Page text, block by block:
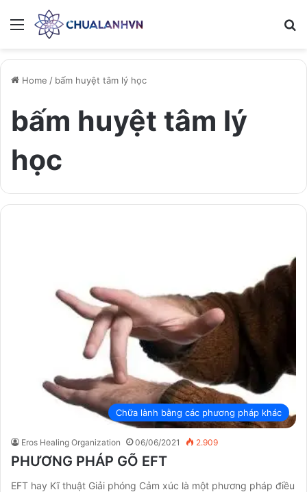
Menu
Home / bấm huyệt tâm lý học
bấm huyệt tâm lý
học
Chữa lành bằng các phương pháp khác
Eros Healing Organization 06/06/2021 2.909
PHƯƠNG PHÁP GÕ EFT
EFT hay Kĩ thuật Giải phóng Cảm xúc là một phương pháp điều